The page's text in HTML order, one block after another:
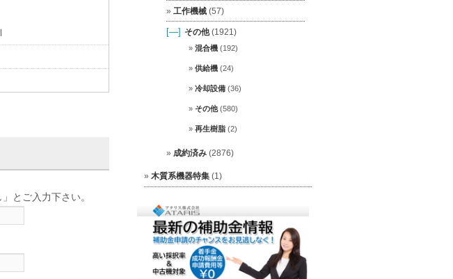
工作機械(57)
[—] その他(1921)
混合機(192)
供給機(24)
冷却設備(36)
その他(580)
再生樹脂(2)
成約済み(2876)
木質系機器特集(1)